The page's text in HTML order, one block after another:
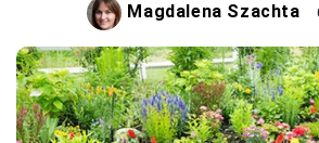
Magdalena Szachta